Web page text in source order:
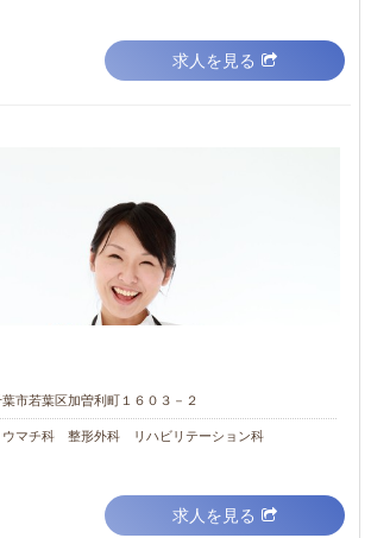
求人を見る
市若葉区加曽利町１６０３－２
マチ科 整形外科 リハビリテーション科
求人を見る